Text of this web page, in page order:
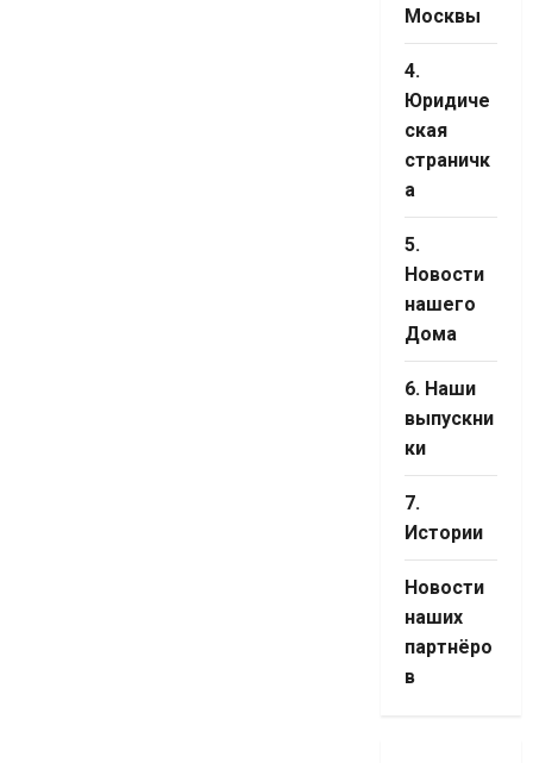
Москвы
4.
Юридиче
ская
страничк
а
5.
Новости
нашего
Дома
6. Наши
выпускни
ки
7.
Истории
Новости
наших
партнёро
в